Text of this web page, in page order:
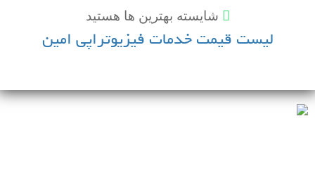
شايسته بهترين ها هستيد
لیست قیمت خدمات فیزیوتراپی امین